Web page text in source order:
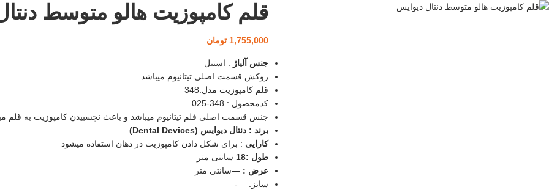
قلم کامپوزیت هالو متوسط
1,755,000 تومان
جنس آلیاژ : استیل
روکش قسمت اصلی تیتانیوم میباشد
قلم کامپوزیت مدل:348
کدمحصول : 348-025
جنس قسمت اصلی قلم تیتانیوم میباشد و باعث نچسبیدن کامپوزیت به قلم
برند : دنتال دیوایس (Dental Devices)
کارایی : برای شکل دادن کامپوزیت در دهان استفاده میشود
طول :18
سانتی متر
عرض : —سانتی متر
سایز: —-